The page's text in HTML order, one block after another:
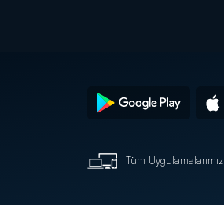
Tüm Uygulamalarımız